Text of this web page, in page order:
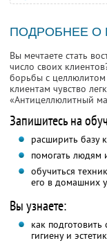
ПОДРОБНЕЕ О
Вы мечтаете стать
число своих
борьбы с целлюлитом
клиентам чувство
«Антицеллюлитный
Запишитесь на
расширить базу
помогать людям
обучиться
его в домашних
Вы узнаете:
как
гигиену и